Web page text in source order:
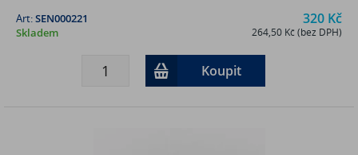
320 Kč
264,50 Kč (bez DPH)
Art:SEN000221
Skladem
Koupit